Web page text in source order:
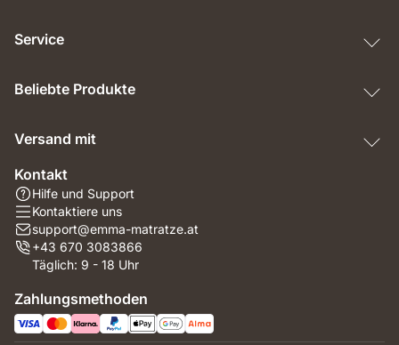
Service
Beliebte Produkte
Versand mit
Kontakt
Hilfe und Support
Kontaktiere uns
support@emma-matratze.at
+43 670 3083866
Täglich: 9 - 18 Uhr
Zahlungsmethoden